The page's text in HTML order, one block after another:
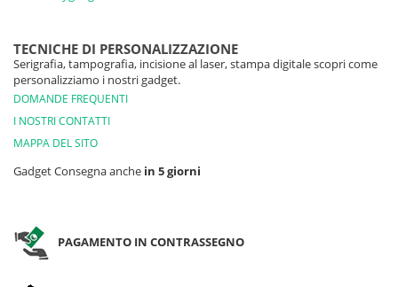
TECNICHE DI PERSONALIZZAZIONE
Serigrafia, tampografia, incisione al laser, stampa digitale scopri come
personalizziamo i nostri gadget.
DOMANDE FREQUENTI
I NOSTRI CONTATTI
MAPPA DEL SITO
Gadget Consegna anche in 5 giorni
PAGAMENTO IN CONTRASSEGNO